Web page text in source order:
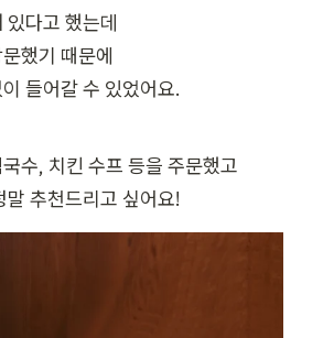
있다고 했는데
했기 때문에
들어갈 수 있었어요.
수, 치킨 수프 등을 주문했고
말 추천드리고 싶어요!